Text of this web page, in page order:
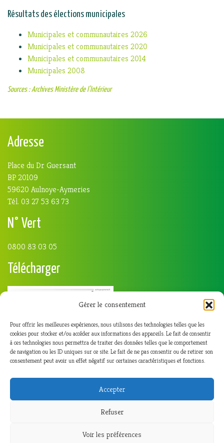
Gérer le consentement
Pour offrir les meilleures expériences, nous utilisons des technologies telles que les
cookies pour stocker et/ou accéder aux informations des appareils. Le fait de consentir
à ces technologies nous permettra de traiter des données telles que le comportement
de navigation ou les ID uniques sur ce site. Le fait de ne pas consentir ou de retirer son
consentement peut avoir un effet négatif sur certaines caractéristiques et fonctions.
Accepter
Refuser
Voir les préférences
Résultats des élections municipales
Municipales et communautaires 2026
Municipales et communautaires 2020
Municipales et communautaires 2014
Municipales 2008
Sources : Archives Ministère de l’Intérieur
Adresse
Place du Dr Guersant
BP 20109
59620 Aulnoye-Aymeries
Tél. 03 27 53 63 73
N° Vert
0800 83 03 05
Télécharger